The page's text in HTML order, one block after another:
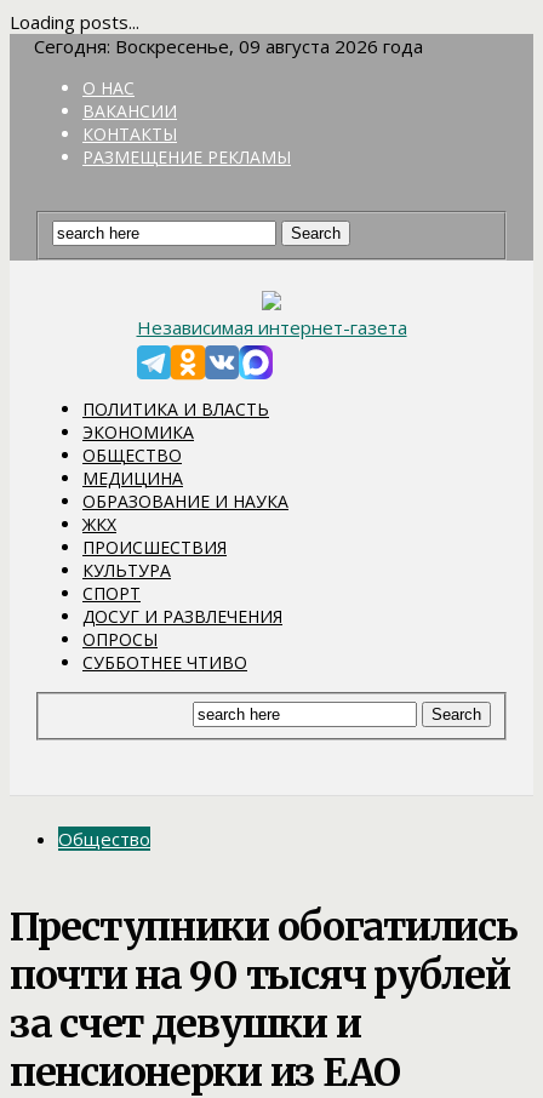
Loading posts...
Сегодня: Воскресенье, 09 августа 2026 года
О НАС
ВАКАНСИИ
КОНТАКТЫ
РАЗМЕЩЕНИЕ РЕКЛАМЫ
Независимая интернет-газета
ПОЛИТИКА И ВЛАСТЬ
ЭКОНОМИКА
ОБЩЕСТВО
МЕДИЦИНА
ОБРАЗОВАНИЕ И НАУКА
ЖКХ
ПРОИСШЕСТВИЯ
КУЛЬТУРА
СПОРТ
ДОСУГ И РАЗВЛЕЧЕНИЯ
ОПРОСЫ
СУББОТНЕЕ ЧТИВО
Общество
Преступники обогатились
почти на 90 тысяч рублей
за счет девушки и
пенсионерки из ЕАО